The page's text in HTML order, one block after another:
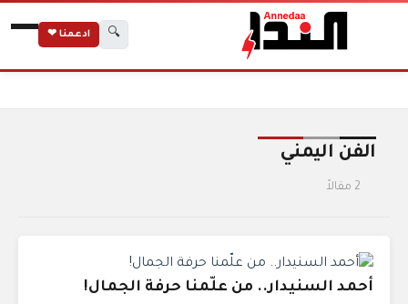
🔍 ادعمنا ❤
الفن اليمني
2 مقالاً
أحمد السنيدار.. من علّمنا حرفة الجمال!